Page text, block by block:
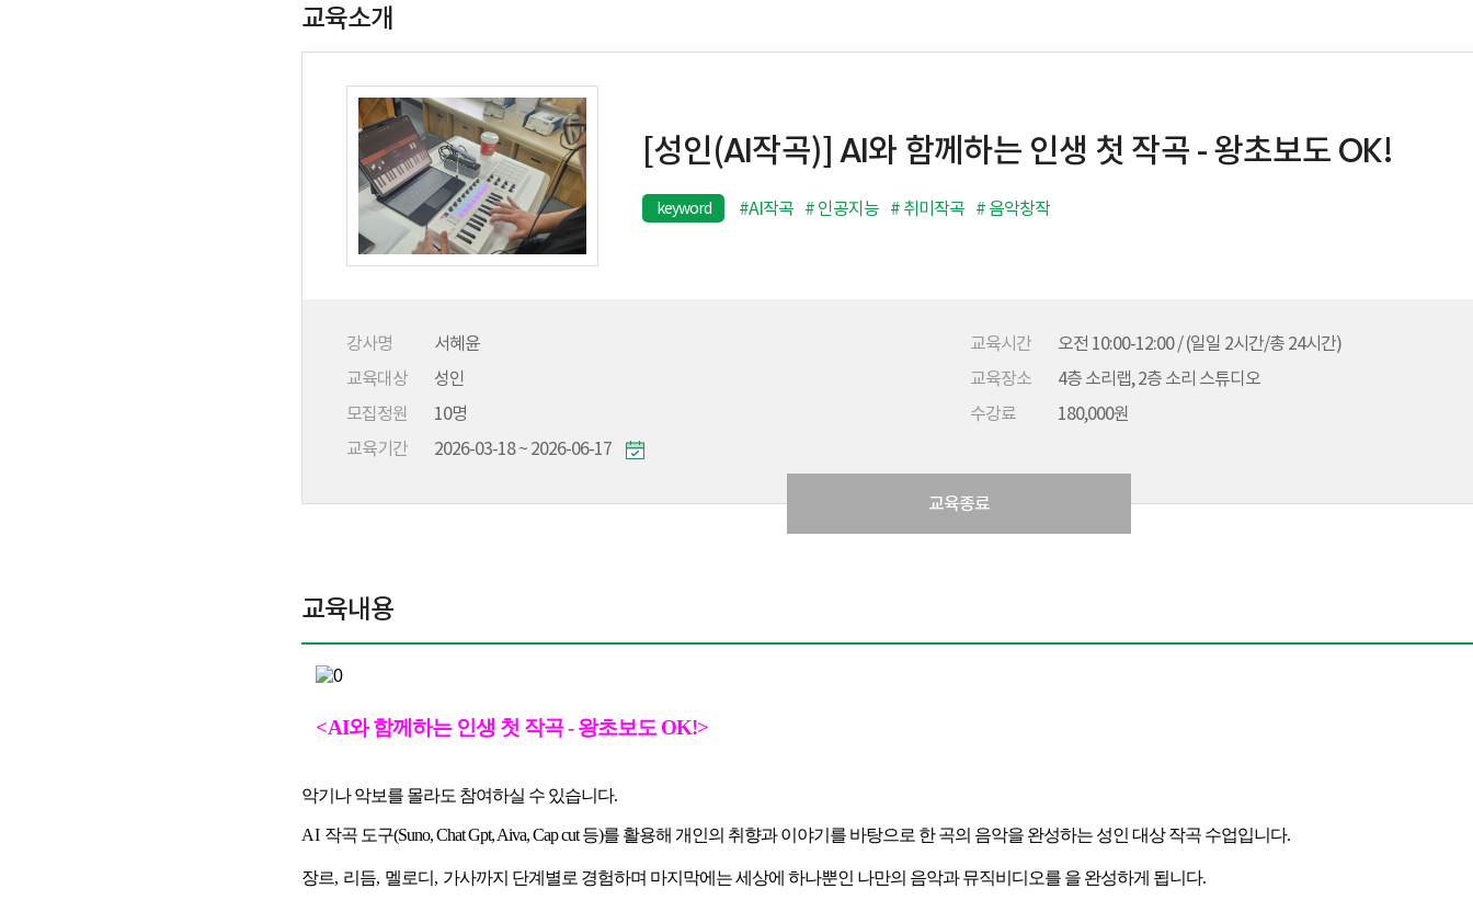
교육소개
[성인(AI작곡)] AI와 함께하는 인생 첫 작곡 - 왕초보도 OK!
keyword #AI작곡 # 인공지능 # 취미작곡 # 음악창작
강사명 서혜윤 교육시간
오전 10:00-12:00 / (일일 2시간/총 24시간)
교육대상
성인 교육장소
4층 소리랩, 2층 소리 스튜디오
모집정원
10명 수강료
180,000원
교육기간
2026-03-18 ~ 2026-06-17
교육종료
교육내용
<AI와 함께하는 인생 첫 작곡 - 왕초보도 OK!>
악기나 악보를 몰라도 참여하실 수 있습니다.
AI 작곡 도구(Suno, Chat Gpt, Aiva, Cap cut 등)를 활용해 개인의 취향과 이야기를 바탕으로 한 곡의 음악을 완성하는 성인 대상 작곡 수업입니다.
장르, 리듬, 멜로디 , 가사까지 단계별로 경험하며 마지막에는 세상에 하나뿐인 나만의 음악과 뮤직비디오를 을 완성하게 됩니다.